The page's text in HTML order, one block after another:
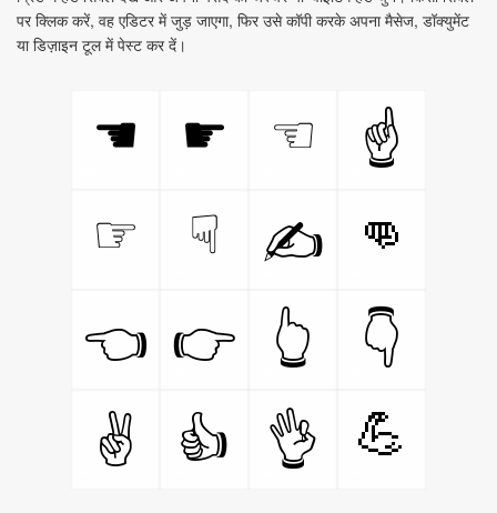
पर क्लिक करें, वह एडिटर में जुड़ जाएगा, फिर उसे कॉपी करके अपना मैसेज, डॉक्युमेंट
या डिज़ाइन टूल में पेस्ट कर दें।
☚ ☛ ☜
☝
☞
☟ ✍
👊
👈 👉 👆
👇
✌
👍 👌 💪